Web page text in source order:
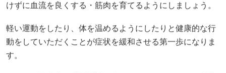
けずに血流を良くする・筋肉を育てるようにしましょう。
軽い運動をしたり、体を温めるようにしたりと健康的な行
動をしていただくことが症状を緩和させる第一歩になりま
す。